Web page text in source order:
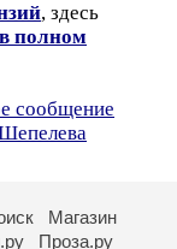
, здесь
в полном
сообщение
Магазин
Проза.ру